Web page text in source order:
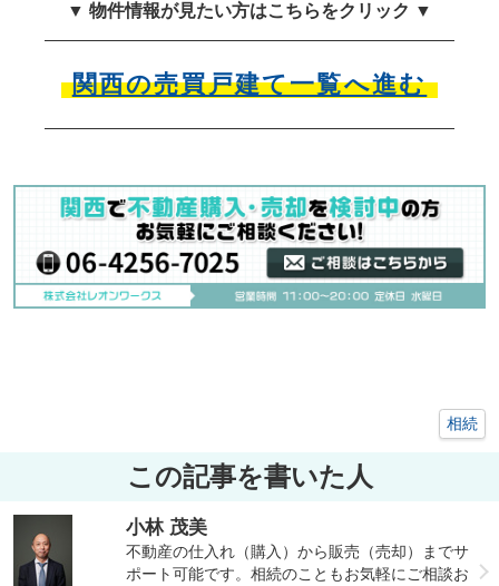
▼ 物件情報が見たい方はこちらをクリック ▼
関西の売買戸建て一覧へ進む
相続
この記事を書いた人
小林 茂美
不動産の仕入れ（購入）から販売（売却）までサ
ポート可能です。相続のこともお気軽にご相談お